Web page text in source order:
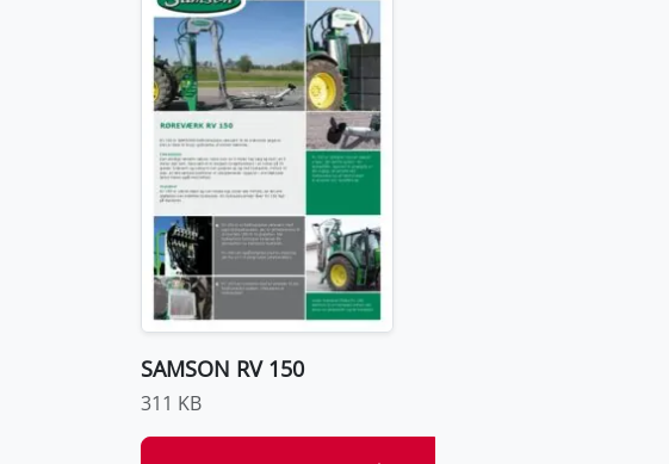
SAMSON RV 150
311 KB